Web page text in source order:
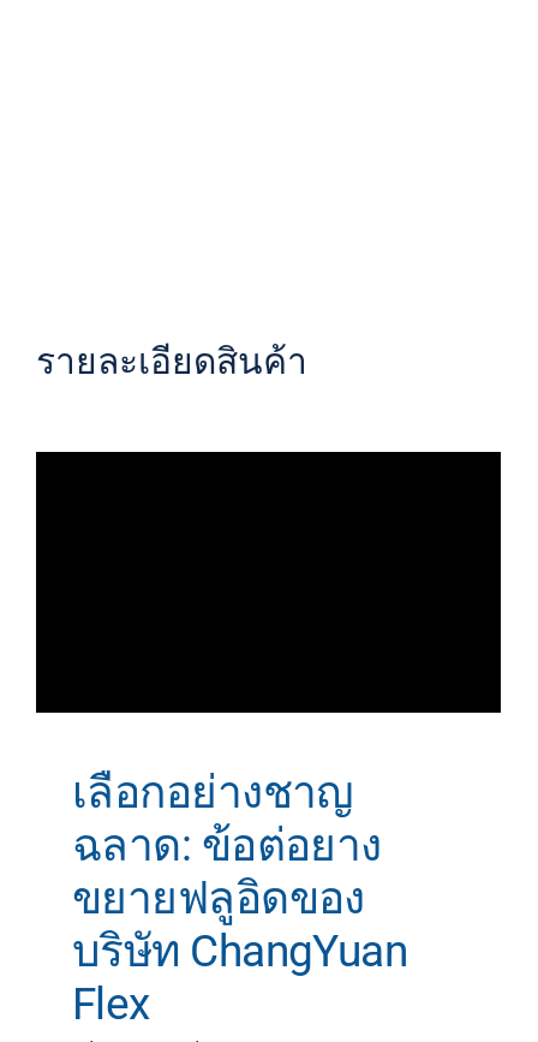
รายละเอียดสินค้า
เลือกอย่างชาญ
ฉลาด: ข้อต่อยาง
ขยายฟลูอิดของ
บริษัท ChangYuan
Flex